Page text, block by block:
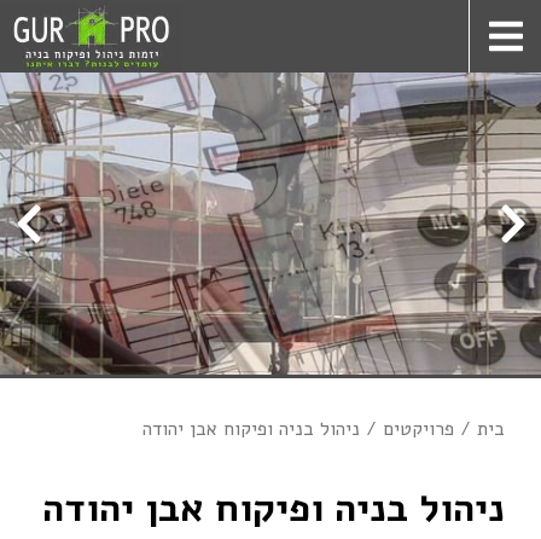
בית פרויקטים ניהול בניה ופיקוח אבן יהודה
ניהול בניה ופיקוח אבן יהודה